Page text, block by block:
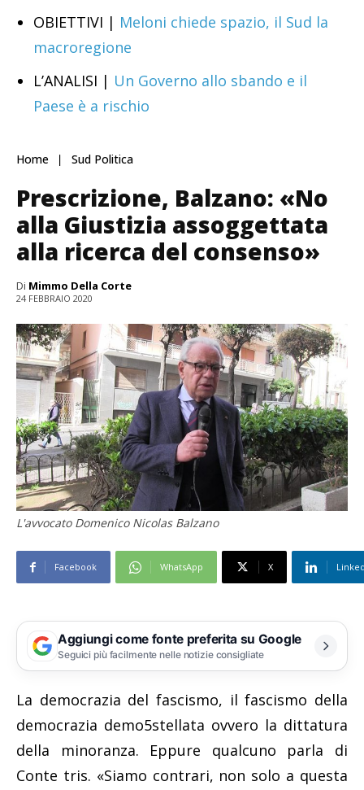
OBIETTIVI | Meloni chiede spazio, il Sud la
macroregione
L’ANALISI | Un Governo allo sbando e il
Paese è a rischio
Home Sud Politica
Prescrizione, Balzano: «No
alla Giustizia assoggettata
alla ricerca del consenso»
Di Mimmo Della Corte
24 FEBBRAIO 2020
L'avvocato Domenico Nicolas Balzano
Facebook WhatsApp X
Aggiungi come fonte preferita su Google
Seguici più facilmente nelle notizie consigliate
La democrazia del fascismo, il fascismo della
democrazia demo5stellata ovvero la dittatura
della minoranza. Eppure qualcuno parla di
Conte tris. «Siamo contrari, non solo a questa